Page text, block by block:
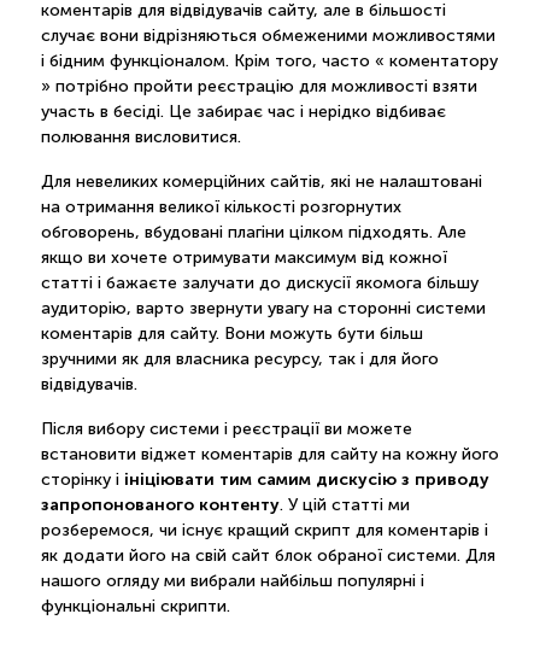
коментарів для відвідувачів сайту, але в більшості
случає вони відрізняються обмеженими можливостями
і бідним функціоналом. Крім того, часто « коментатору
» потрібно пройти реєстрацію для можливості взяти
участь в бесіді. Це забирає час і нерідко відбиває
полювання висловитися.
Для невеликих комерційних сайтів, які не налаштовані
на отримання великої кількості розгорнутих
обговорень, вбудовані плагіни цілком підходять. Але
якщо ви хочете отримувати максимум від кожної
статті і бажаєте залучати до дискусії якомога більшу
аудиторію, варто звернути увагу на сторонні системи
коментарів для сайту. Вони можуть бути більш
зручними як для власника ресурсу, так і для його
відвідувачів.
Після вибору системи і реєстрації ви можете
встановити віджет коментарів для сайту на кожну його
сторінку і ініціювати тим самим дискусію з приводу
запропонованого контенту. У цій статті ми
розберемося, чи існує кращий скрипт для коментарів і
як додати його на свій сайт блок обраної системи. Для
нашого огляду ми вибрали найбільш популярні і
функціональні скрипти.